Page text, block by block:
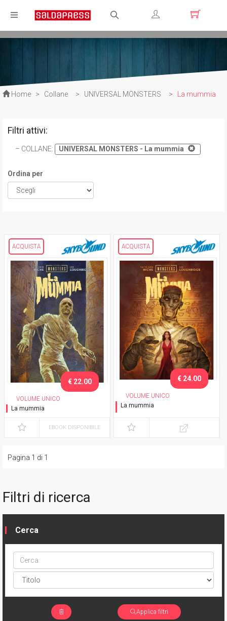
Registrati
Home > Collane > UNIVERSAL MONSTERS > La mummia
Filtri attivi:
COLLANE: UNIVERSAL MONSTERS - La mummia
Ordina per
ACQUISTA
VOLUME UNICO
La mummia
€ 22.00
EBOOK DISPONIBILE
ACQUISTA
VOLUME UNICO
La mummia
€ 24.00
Pagina 1 di 1
Filtri di ricerca
Cerca
Cerca
ptype
Applica filtri